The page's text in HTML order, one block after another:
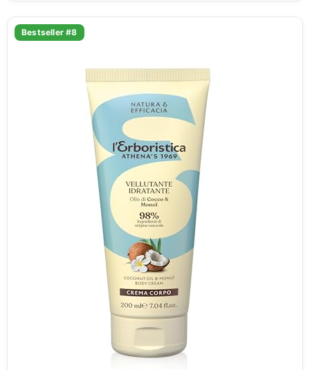
Bestseller #8